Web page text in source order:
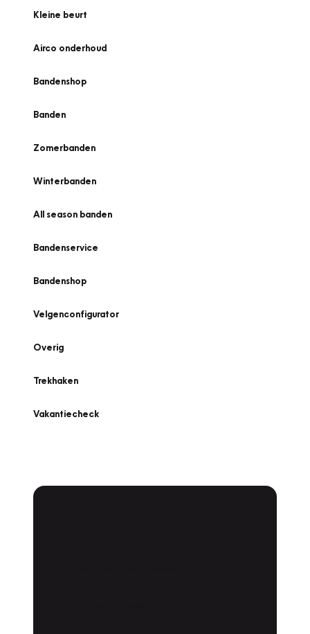
Kleine beurt
Airco onderhoud
Bandenshop
Banden
Zomerbanden
Winterbanden
All season banden
Bandenservice
Bandenshop
Velgenconfigurator
Overig
Trekhaken
Vakantiecheck